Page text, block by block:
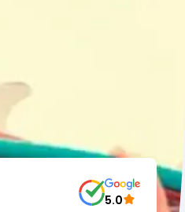
5.0